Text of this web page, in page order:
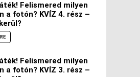
Felismered milyen
a fotón? KVÍZ 4. rész –
Felismered milyen
a fotón? KVÍZ 3. rész –